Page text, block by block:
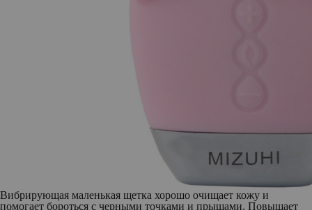
Вибрирующая маленькая щетка хорошо очищает кожу и
помогает бороться с черными точками и прыщами. Повышает